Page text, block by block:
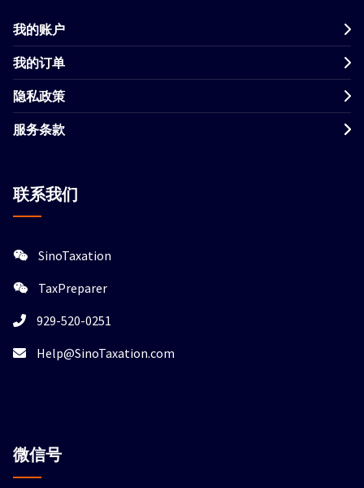
我的账户
我的订单
隐私政策
服务条款
联系我们
SinoTaxation
TaxPreparer
929-520-0251
Help@SinoTaxation.com
微信号